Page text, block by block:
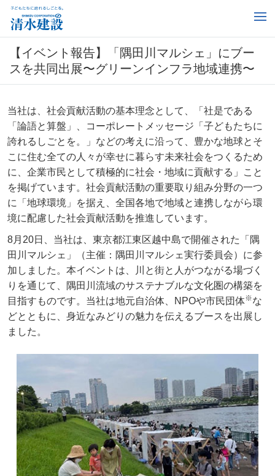
【イベント報告】「隅田川マルシェ」にブー
スを共同出展〜グリーンインフラ地域連携〜
当社は、社会貢献活動の基本理念として、「社是である
「論語と算盤」、コーポレートメッセージ「子どもたちに
誇れるしごとを。」などの考えに沿って、豊かな地球とそ
こに住む全ての人々が幸せに暮らす未来社会をつくるため
に、企業市民として積極的に社会・地域に貢献する」こと
を掲げています。社会貢献活動の重要取り組み分野の一つ
に「地球環境」を据え、全国各地で地域と連携しながら環
境に配慮した社会貢献活動を推進しています。
8月20日、当社は、東京都江東区越中島で開催された「隅
田川マルシェ」（主催：隅田川マルシェ実行委員会）に参
加しました。本イベントは、川と街と人がつながる場づく
りを通じて、隅田川流域のサステナブルな文化圏の構築を
目指すものです。当社は地元自治体、NPOや市民団体※な
どとともに、身近なみどりの魅力を伝えるブースを出展し
ました。